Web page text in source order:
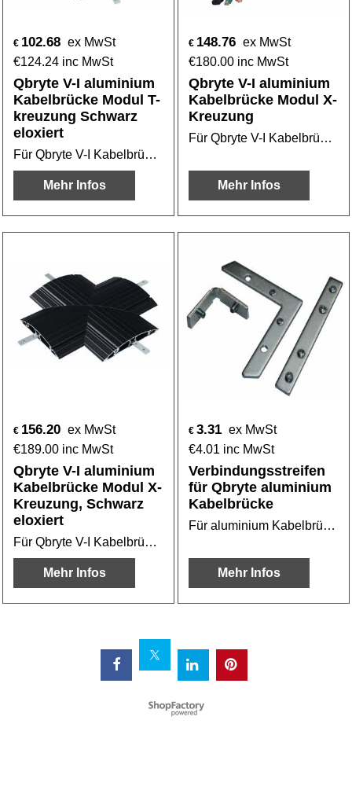
€ 102.68 ex MwSt
€124.24 inc MwSt
Qbryte V-I aluminium
Kabelbrücke Modul T-
kreuzung Schwarz
eloxiert
Für Qbryte V-I Kabelbrücke oder Kabelbridge
Mehr Infos
€ 148.76 ex MwSt
€180.00 inc MwSt
Qbryte V-I aluminium
Kabelbrücke Modul X-
Kreuzung
Für Qbryte V-I Kabelbrücke oder Kabelbridge
Mehr Infos
€ 156.20 ex MwSt
€189.00 inc MwSt
Qbryte V-I aluminium
Kabelbrücke Modul X-
Kreuzung, Schwarz
eloxiert
Für Qbryte V-I Kabelbrücke oder Kabelbridge
Mehr Infos
€ 3.31 ex MwSt
€4.01 inc MwSt
Verbindungsstreifen
für Qbryte aluminium
Kabelbrücke
Für aluminium Kabelbrücke
Mehr Infos
WebShop erstellt mit
ShopFactory Shop